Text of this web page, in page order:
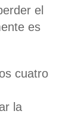
el
es
cuatro
la